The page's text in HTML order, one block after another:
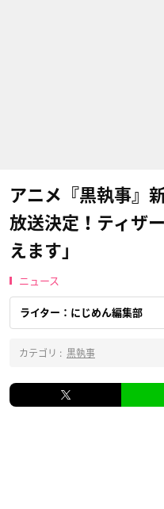
アニメ『黒執事』
放送決定！ティザ
えます」
ニュース
ライター：にじめん編集部
カテゴリ : 黒執事